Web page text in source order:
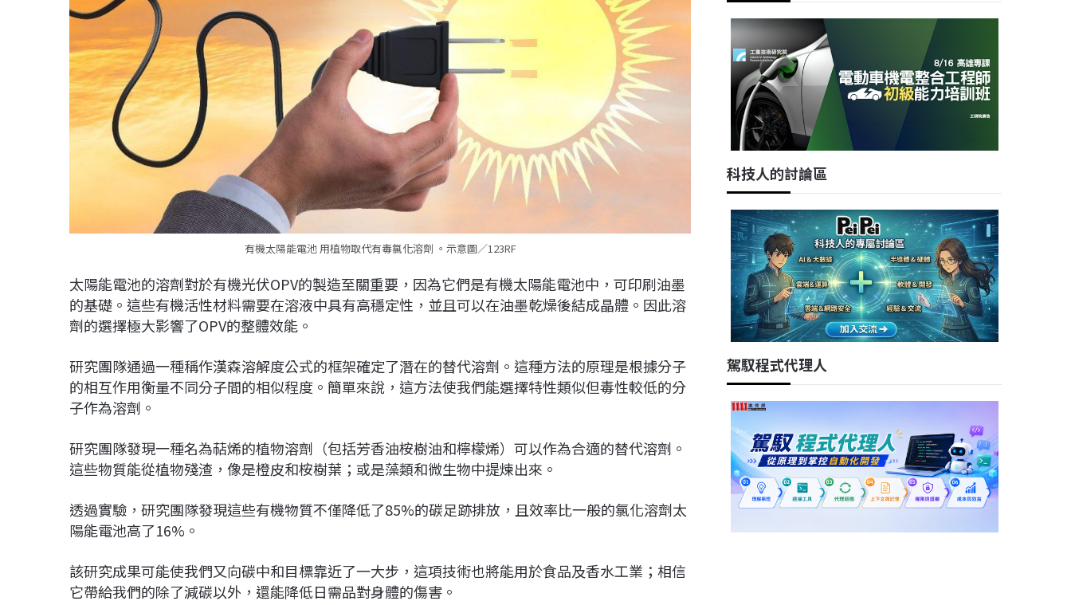
有機太陽能電池 用植物取代有毒氯化溶劑 。示意圖／123RF
太陽能電池的溶劑對於有機光伏OPV的製造至關重要，因為它們是有機太陽能電池中，可印刷油墨
的基礎。這些有機活性材料需要在溶液中具有高穩定性，並且可以在油墨乾燥後結成晶體。因此溶
劑的選擇極大影響了OPV的整體效能。
研究團隊通過一種稱作漢森溶解度公式的框架確定了潛在的替代溶劑。這種方法的原理是根據分子
的相互作用衡量不同分子間的相似程度。簡單來說，這方法使我們能選擇特性類似但毒性較低的分
子作為溶劑。
研究團隊發現一種名為萜烯的植物溶劑（包括芳香油桉樹油和檸檬烯）可以作為合適的替代溶劑。
這些物質能從植物殘渣，像是橙皮和桉樹葉；或是藻類和微生物中提煉出來。
透過實驗，研究團隊發現這些有機物質不僅降低了85%的碳足跡排放，且效率比一般的氯化溶劑太
陽能電池高了16%。
該研究成果可能使我們又向碳中和目標靠近了一大步，這項技術也將能用於食品及香水工業；相信
它帶給我們的除了減碳以外，還能降低日需品對身體的傷害。
科技人的討論區
駕馭程式代理人